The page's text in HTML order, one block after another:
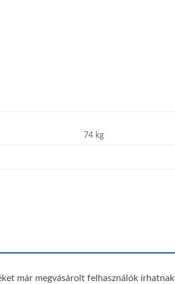
74 kg
már megvásárolt felhasználók írhatnak